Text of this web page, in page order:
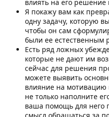
влиять на его
Я покажу вам как
одну задачу, которую
чтобы он сам
были ее естественным
Есть ряд ложных
которые не дают им
сейчас для решения
можете выявить
влияние на
не только наполните
ваша помощь для него